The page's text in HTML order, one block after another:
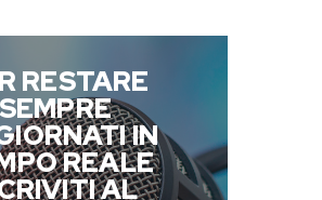
RESTARE
SEMPRE
IN
REALE
AL